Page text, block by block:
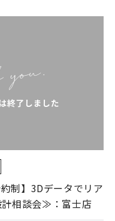
制】3Dデータでリア
相談会≫：富士店